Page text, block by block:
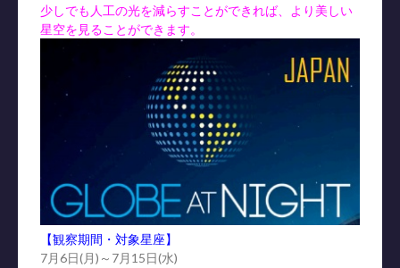
少しでも人工の光を減らすことができれば、より美しい
星空を見ることができます。
【観察期間・対象星座】
7月6日(月)～7月15日(水)